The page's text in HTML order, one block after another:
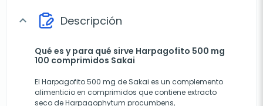
expand_more Descripción
Qué es y para qué sirve Harpagofito 500 mg
100 comprimidos Sakai
El Harpagofito 500 mg de Sakai es un complemento
alimenticio en comprimidos que contiene extracto
seco de Harpagophytum procumbens,